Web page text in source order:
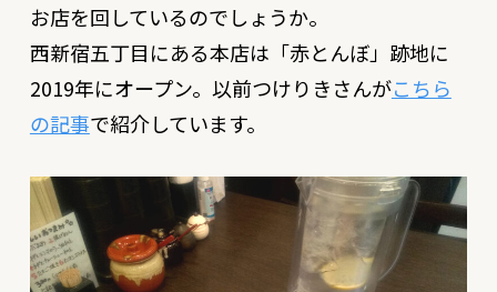
お店を回しているのでしょうか。
西新宿五丁目にある本店は「赤とんぼ」跡地に
2019年にオープン。以前つけりきさんがこちら
の記事で紹介しています。